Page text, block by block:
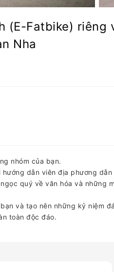
(E-Fatbike) riêng
Nha
nhóm của bạn.
dẫn viên địa phương dẫn
quý về văn hóa và những
và tạo nên những kỷ niệm
toàn độc đáo.